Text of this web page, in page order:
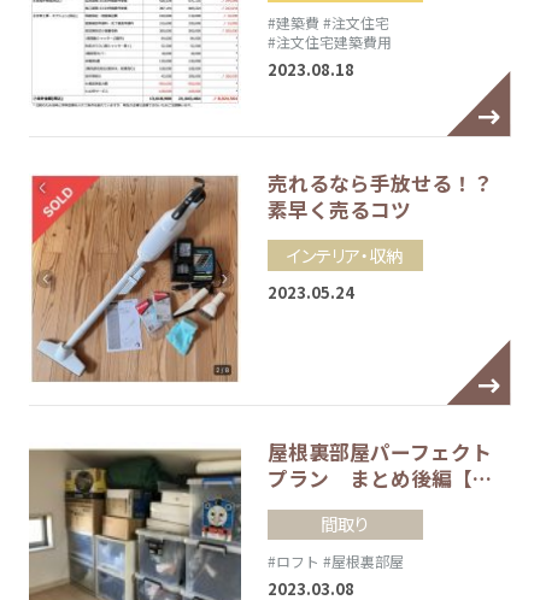
#建築費 #注文住宅
#注文住宅建築費用
2023.08.18
売れるなら手放せる！？
素早く売るコツ
インテリア・収納
2023.05.24
屋根裏部屋パーフェクト
プラン まとめ後編【…
間取り
#ロフト #屋根裏部屋
2023.03.08